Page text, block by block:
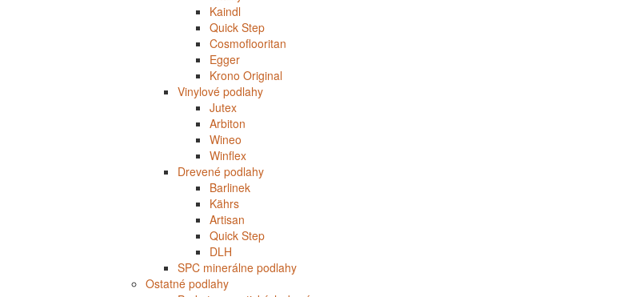
Kaindl
Quick Step
Cosmoflooritan
Egger
Krono Original
Vinylové podlahy
Jutex
Arbiton
Wineo
Winflex
Drevené podlahy
Barlinek
Kährs
Artisan
Quick Step
DLH
SPC minerálne podlahy
Ostatné podlahy